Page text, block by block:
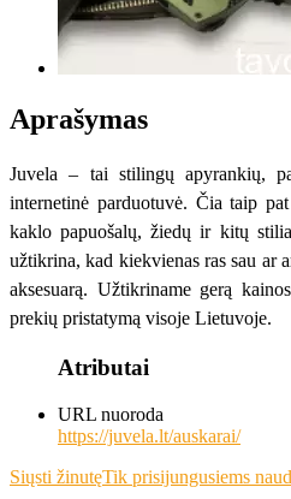
Aprašymas
Juvela – tai stilingų apyrankių,
internetinė parduotuvė. Čia taip
kaklo papuošalų, žiedų ir kitų
užtikrina, kad kiekvienas ras sau ar
aksesuarą. Užtikriname gerą
prekių pristatymą visoje Lietuvoje.
Atributai
URL nuoroda
https://juvela.lt/auskarai/
Siųsti žinutęTik prisijungusiems